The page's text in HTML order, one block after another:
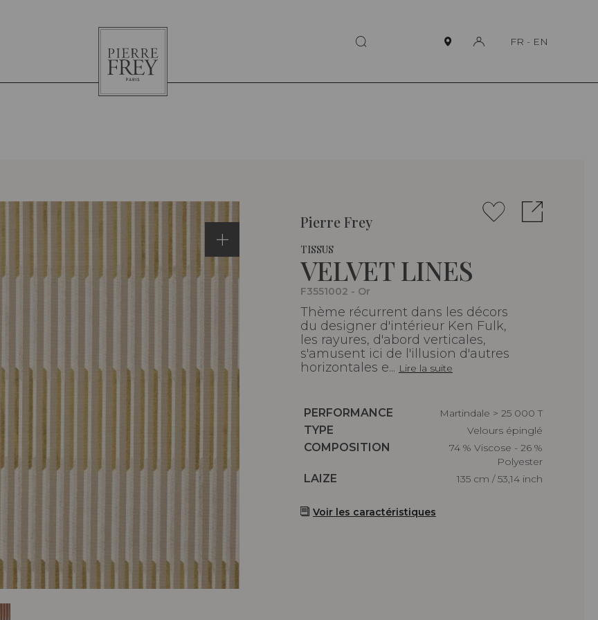
Pierre
Frey
FR - EN
Pierre Frey
TISSUS
VELVET LINES
F3551002 - Or
Thème récurrent dans les décors
du designer d'intérieur Ken Fulk,
les rayures, d'abord verticales,
s'amusent ici de l'illusion d'autres
horizontales e... Lire la suite
Caractéristiques
PERFORMANCE
Martindale > 25 000 T
Caractéristiques
TYPE
Velours épinglé
Caractéristiques
COMPOSITION
74 % Viscose - 26 %
Polyester
Caractéristiques
LAIZE 135 cm / 53,14 inch
Voir les caractéristiques